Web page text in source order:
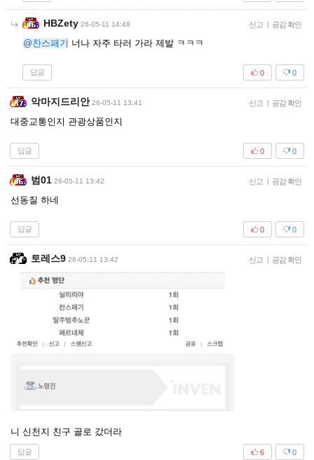
HBZety 26-05-11 14:48 신고 | 공감 확인
@찬스패기 너나 자주 타러 가라 제발 ㅋㅋㅋ
답글 0
0
악마지드리안 26-05-11 13:41 신고 | 공감 확인
대중교통인지 관광상품인지
답글 0
0
범01 26-05-11 13:42 신고 | 공감 확인
선동질 하네
답글 0
0
토레스9 26-05-11 13:42 신고 | 공감 확인
니 신천지 친구 골로 갔더라
답글 0
6